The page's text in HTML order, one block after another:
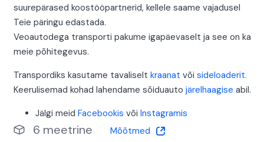
suurepärased koostööpartnerid, kellele saame vajadusel
Teie päringu edastada.
Veoautodega transporti pakume igapäevaselt ja see on ka
meie põhitegevus.
Transpordiks kasutame tavaliselt kraanat või sideloaderit.
Keerulisemad kohad lahendame sõiduauto järelhaagise abil.
Jälgi meid Facebookis või Instagramis
6 meetrine Mõõtmed